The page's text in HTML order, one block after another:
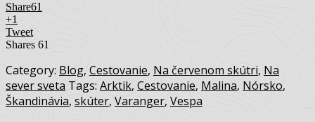
Share61
+1
Tweet
Shares 61
Category: Blog, Cestovanie, Na červenom skútri, Na
sever sveta Tags: Arktik, Cestovanie, Malina, Nórsko,
Škandinávia, skúter, Varanger, Vespa